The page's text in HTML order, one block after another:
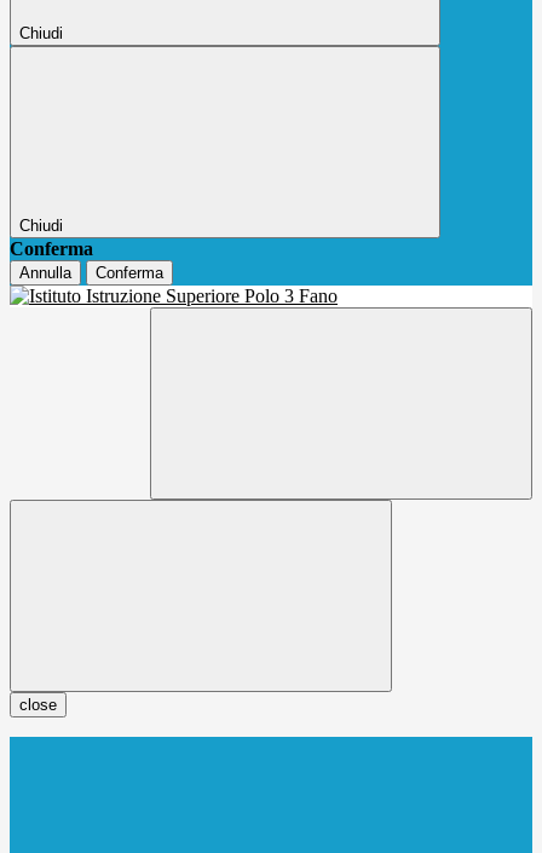
Chiudi
Chiudi
Conferma
Annulla Conferma
close